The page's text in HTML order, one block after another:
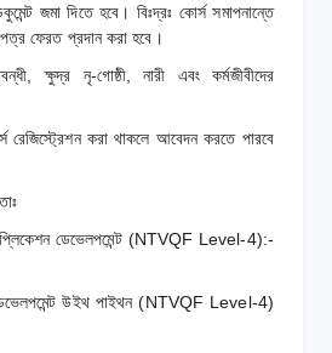
জমা দিতে হবে। বিঃদ্রঃ কোর্স সমাপনান্তে
ফেরত প্রদান করা হবে।
ক্ষুদ্র নৃ-গোষ্ঠী, নারী এবং কর্মজীবীদের
রেজিস্ট্রেশন করা থাকলে আবেদন করতে পারবে
ডেভেলপমেন্ট (NTVQF Level-4):-
উইথ পাইথন (NTVQF Level-4)